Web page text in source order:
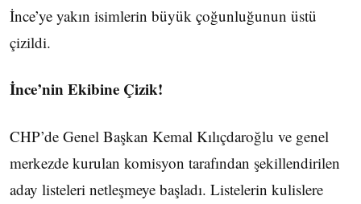
İnce’ye yakın isimlerin büyük çoğunluğunun üstü
çizildi.
İnce’nin Ekibine Çizik!
CHP’de Genel Başkan Kemal Kılıçdaroğlu ve genel
merkezde kurulan komisyon tarafından şekillendirilen
aday listeleri netleşmeye başladı. Listelerin kulislere